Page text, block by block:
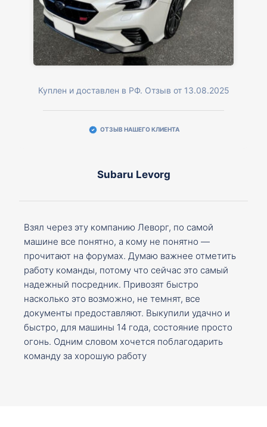
Куплен и доставлен в РФ. Отзыв от 13.08.2025
ОТЗЫВ НАШЕГО КЛИЕНТА
Subaru Levorg
Взял через эту компанию Леворг, по самой
машине все понятно, а кому не понятно —
прочитают на форумах. Думаю важнее отметить
работу команды, потому что сейчас это самый
надежный посредник. Привозят быстро
насколько это возможно, не темнят, все
документы предоставляют. Выкупили удачно и
быстро, для машины 14 года, состояние просто
огонь. Одним словом хочется поблагодарить
команду за хорошую работу